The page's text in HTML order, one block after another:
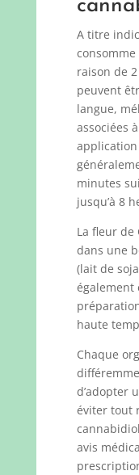
A titre
raison de
peuvent
langue,
associées
application
minutes
jusqu’à 8
La fleur de
dans une
(lait de
également
haute
Chaque
d’adopter
éviter tout
avis